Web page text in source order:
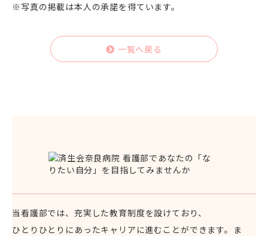
※写真の掲載は本人の承諾を得ています。
一覧へ戻る
当看護部では、充実した教育制度を設けており、
ひとりひとりにあったキャリアに進むことができます。 ま